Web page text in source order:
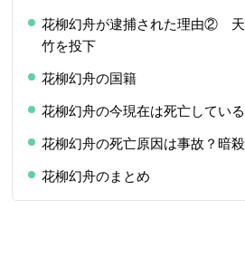
花柳幻舟が逮捕された理由② 天
竹を投下
花柳幻舟の国籍
花柳幻舟の今現在は死亡してい
花柳幻舟の死亡原因は事故？暗
花柳幻舟のまとめ